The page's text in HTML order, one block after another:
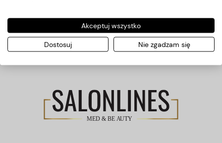
Producenci
Akceptuj wszystko
Dostosuj Nie zgadzam się